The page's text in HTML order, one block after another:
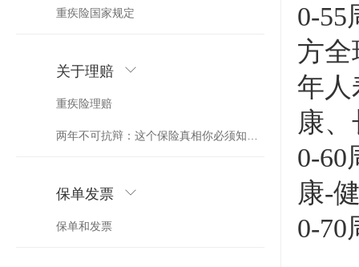
重疾险国家规定
关于理赔
重疾险理赔
保单发票
保单和发票
0-55
方全
年人
康
0-60
康-
0-70